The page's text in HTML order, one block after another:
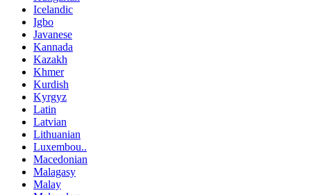
Icelandic
Igbo
Javanese
Kannada
Kazakh
Khmer
Kurdish
Kyrgyz
Latin
Latvian
Lithuanian
Luxembou..
Macedonian
Malagasy
Malay